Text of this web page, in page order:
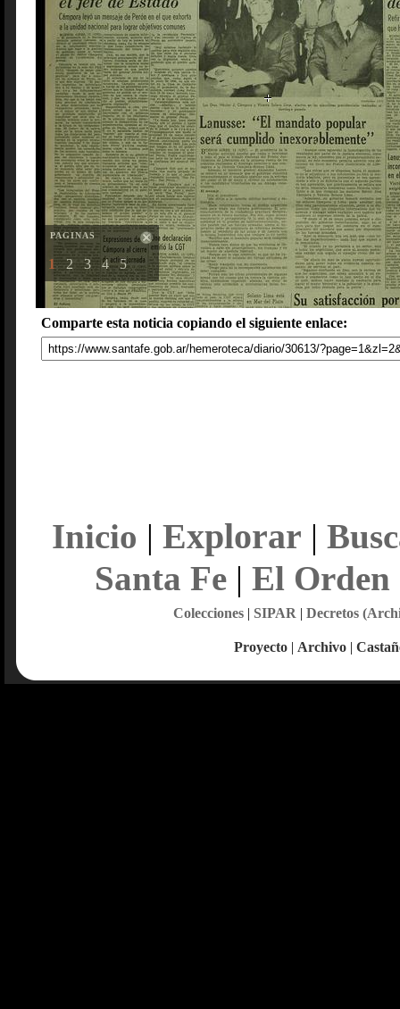
PAGINAS
1 2 3 4 5
Comparte esta noticia copiando el siguiente enlace:
Inicio | Explorar |
Santa Fe| El Orden
Colecciones| SIPAR | Decretos
Proyecto | Archivo |